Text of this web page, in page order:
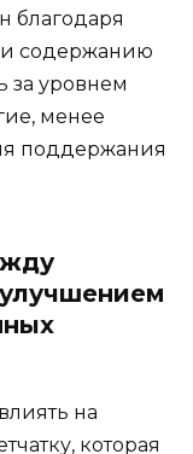
благодаря
и содержанию
за уровнем
менее
поддержания
на
которая